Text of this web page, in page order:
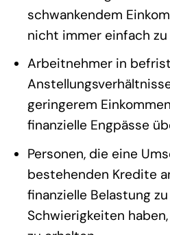
schwankendem
nicht immer einfach
Arbeitnehmer in
geringerem
finanzielle Engpässe
Personen, die eine
bestehenden Kredite
finanzielle Belastung
Schwierigkeiten